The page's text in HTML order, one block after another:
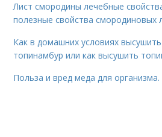
Лист смородины лечебные
полезные свойства смородиновых
Как в домашних условиях
топинамбур или как высушить
Польза и вред меда для